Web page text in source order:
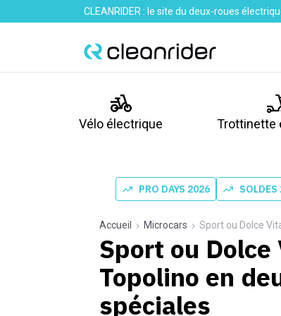
CLEANRIDER : le site du deux-roues
Vélo électrique Trottinette
PRO DAYS 2026 SOLDES
Accueil Microcars Sport ou Dolce
Sport ou
Topolino en
spéciales